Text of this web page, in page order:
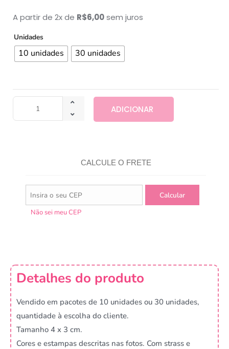
A partir de 2x de R$6,00sem juros
Unidades
10 unidades 30 unidades
ADICIONAR
CALCULE O FRETE
Não sei meu CEP
Detalhes do produto
Vendido em pacotes de 10 unidades ou 30 unidades,
quantidade à escolha do cliente.
Tamanho 4 x 3 cm.
Cores e estampas descritas nas fotos. Com strass e